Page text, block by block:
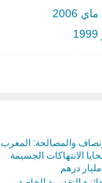
والمصالحة: المغرب
حالة من ضحايا الانتهاكات الجسيمة